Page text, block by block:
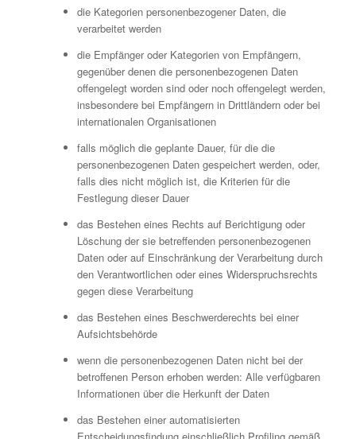
die Kategorien personenbezogener Daten, die
verarbeitet werden
die Empfänger oder Kategorien von Empfängern,
gegenüber denen die personenbezogenen Daten
offengelegt worden sind oder noch offengelegt werden,
insbesondere bei Empfängern in Drittländern oder bei
internationalen Organisationen
falls möglich die geplante Dauer, für die die
personenbezogenen Daten gespeichert werden, oder,
falls dies nicht möglich ist, die Kriterien für die
Festlegung dieser Dauer
das Bestehen eines Rechts auf Berichtigung oder
Löschung der sie betreffenden personenbezogenen
Daten oder auf Einschränkung der Verarbeitung durch
den Verantwortlichen oder eines Widerspruchsrechts
gegen diese Verarbeitung
das Bestehen eines Beschwerderechts bei einer
Aufsichtsbehörde
wenn die personenbezogenen Daten nicht bei der
betroffenen Person erhoben werden: Alle verfügbaren
Informationen über die Herkunft der Daten
das Bestehen einer automatisierten